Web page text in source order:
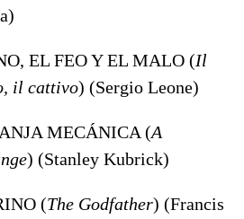
EL FEO Y EL MALO (Il
il cattivo) (Sergio Leone)
MECÁNICA (A
) (Stanley Kubrick)
(The Godfather) (Francis